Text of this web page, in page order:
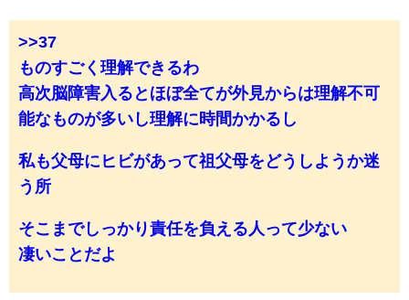
>>37
ものすごく理解できるわ
高次脳障害入るとほぼ全てが外見からは理解不可
能なものが多いし理解に時間かかるし
私も父母にヒビがあって祖父母をどうしようか迷
う所
そこまでしっかり責任を負える人って少ない
凄いことだよ